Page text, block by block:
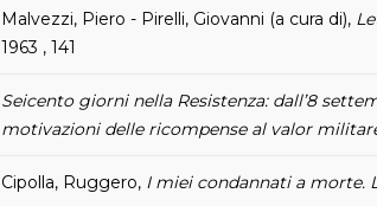
Malvezzi, Piero - Pirelli, Giovanni (a cura di),
1963 , 141
Seicento giorni nella Resistenza: dall’8
motivazioni delle ricompense al valor
Cipolla, Ruggero, I miei condannati a morte.